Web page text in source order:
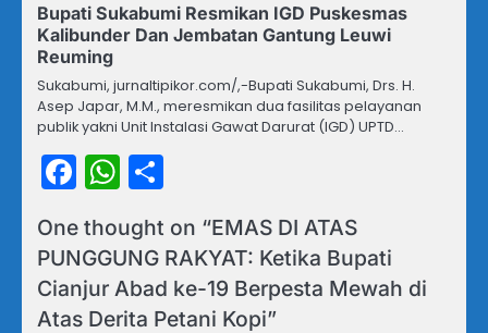
Bupati Sukabumi Resmikan IGD Puskesmas
Kalibunder Dan Jembatan Gantung Leuwi
Reuming
Sukabumi, jurnaltipikor.com/,-Bupati Sukabumi, Drs. H.
Asep Japar, M.M., meresmikan dua fasilitas pelayanan
publik yakni Unit Instalasi Gawat Darurat (IGD) UPTD…
Facebook
WhatsApp
One thought on “EMAS DI ATAS
PUNGGUNG RAKYAT: Ketika Bupati
Cianjur Abad ke-19 Berpesta Mewah di
Atas Derita Petani Kopi”